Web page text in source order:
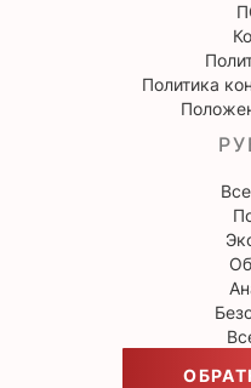
Политика